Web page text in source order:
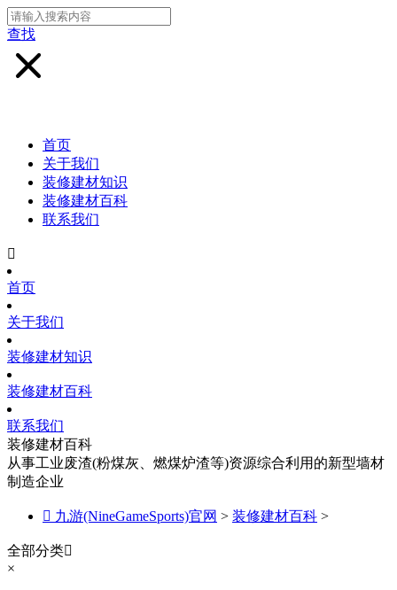
查找
首页
关于我们
装修建材知识
装修建材百科
联系我们

首页
关于我们
装修建材知识
装修建材百科
联系我们
装修建材百科
从事工业废渣(粉煤灰、燃煤炉渣等)资源综合利用的新型墙材
制造企业
 九游(NineGameSports)官网 > 装修建材百科 >
全部分类
×